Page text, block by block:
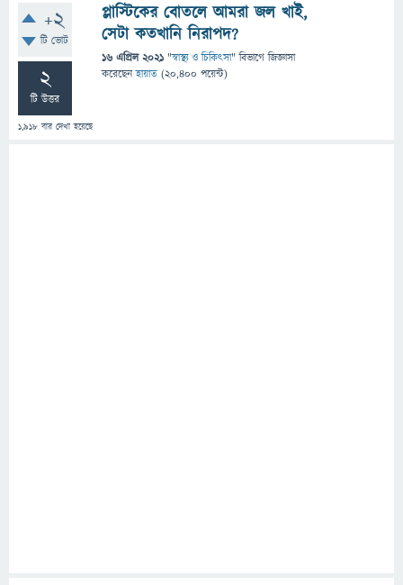
+2
টি ভোট
2
টি উত্তর
1,918 বার দেখা হয়েছে
প্লাস্টিকের বোতলে আমরা জল খাই,
সেটা কতখানি নিরাপদ?
16 এপ্রিল 2021 "স্বাস্থ্য ও চিকিৎসা" বিভাগে জিজ্ঞাসা
করেছেনহায়াত (20,400 পয়েন্ট)